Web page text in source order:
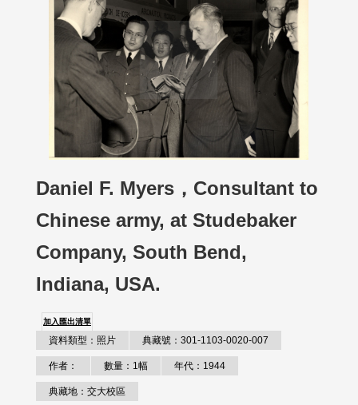
Daniel F. Myers，Consultant to
Chinese army, at Studebaker
Company, South Bend,
Indiana, USA.
加入匯出清單
資料類型：照片 典藏號：301-1103-0020-007
作者： 數量：1幅 年代：1944
典藏地：交大校區